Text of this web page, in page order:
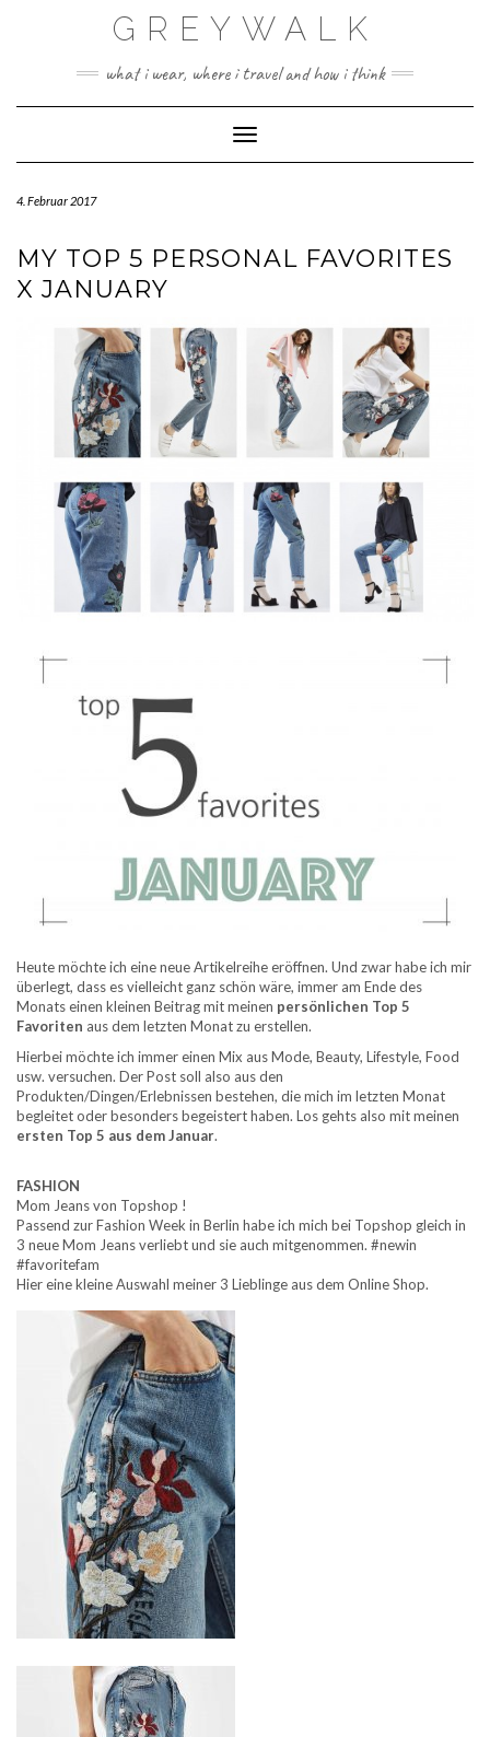
GREYWALK
what i wear, where i travel and how i think
Toggle Navigation
4. Februar 2017
MY TOP 5 PERSONAL FAVORITES
X JANUARY
Heute möchte ich eine neue Artikelreihe eröffnen. Und zwar habe ich mir
überlegt, dass es vielleicht ganz schön wäre, immer am Ende des
Monats einen kleinen Beitrag mit meinen persönlichen Top 5
Favoriten aus dem letzten Monat zu erstellen.
Hierbei möchte ich immer einen Mix aus Mode, Beauty, Lifestyle, Food
usw. versuchen. Der Post soll also aus den
Produkten/Dingen/Erlebnissen bestehen, die mich im letzten Monat
begleitet oder besonders begeistert haben. Los gehts also mit meinen
ersten Top 5 aus dem Januar.
FASHION
Mom Jeans von Topshop !
Passend zur Fashion Week in Berlin habe ich mich bei Topshop gleich in
3 neue Mom Jeans verliebt und sie auch mitgenommen. #newin
#favoritefam
Hier eine kleine Auswahl meiner 3 Lieblinge aus dem Online Shop.